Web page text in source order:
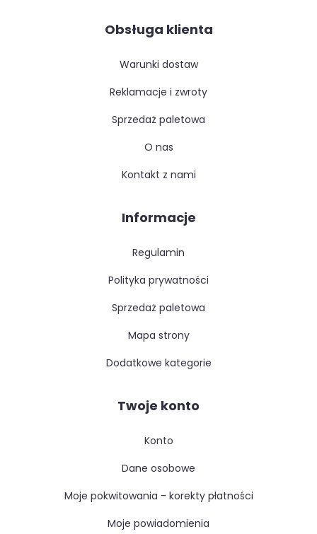
Obsługa klienta
warunki dostaw
reklamacje i zwroty
sprzedaż paletowa
o nas
kontakt z nami
Informacje
regulamin
polityka prywatności
sprzedaż paletowa
mapa strony
dodatkowe kategorie
Twoje konto
konto
dane osobowe
moje pokwitowania - korekty płatności
moje powiadomienia